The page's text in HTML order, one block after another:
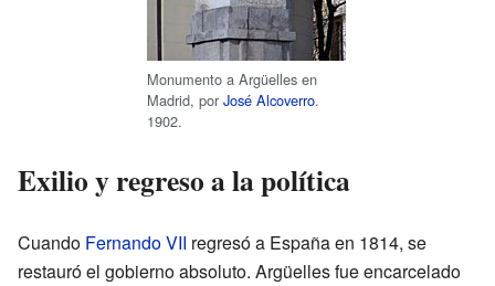
Monumento a Argüelles en
Madrid, por José Alcoverro.
1902.
Exilio y regreso a la política
Cuando Fernando VII regresó a España en 1814, se
restauró el gobierno absoluto. Argüelles fue encarcelado